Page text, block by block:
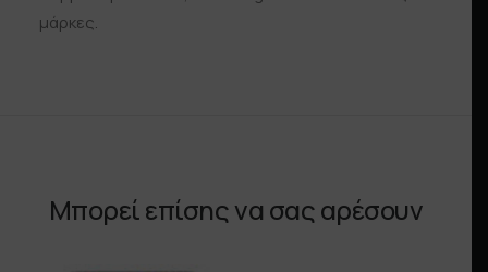
μάρκες.
Μπορεί επίσης να σας αρέσουν